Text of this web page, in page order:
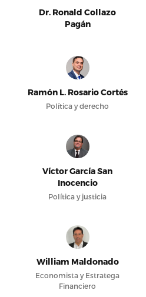
Dr. Ronald Collazo
Pagán
Ramón L. Rosario Cortés
Política y derecho
Víctor García San
Inocencio
Política y justicia
William Maldonado
Economista y Estratega
Financiero